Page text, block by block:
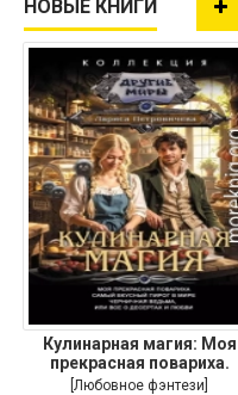
НОВЫЕ КНИГИ
Кулинарная магия: Моя
прекрасная повариха.
Самый
[Любовное фэнтези]